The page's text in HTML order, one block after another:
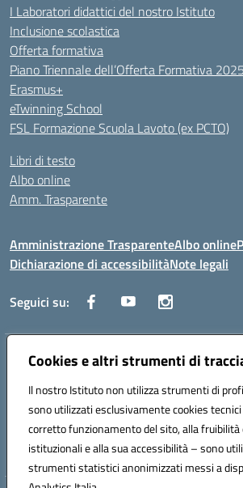
Cookies e altri strumenti di
Il nostro Istituto non utilizza strumenti di
sono utilizzati esclusivamente cookies
corretto funzionamento del sito, alla fruibilità
istituzionali e alla sua accessibilità – sono
strumenti statistici anonimizzati messi a
I Laboratori didattici del nostro Istituto
Inclusione scolastica
Offerta formativa
Piano Triennale dell’Offerta Formativa
Erasmus+
eTwinning School
FSL Formazione Scuola Lavoto (ex PCTO)
Libri di testo
Albo online
Amm. Trasparente
Amministrazione TrasparenteAlbo online
Dichiarazione di accessibilitàNote legali
Seguici su:
Indirizzo:Lecce
Posta elettronica certificata (PEC):
Codice fiscale: 80010750752
Codice meccanografico: leis03400t